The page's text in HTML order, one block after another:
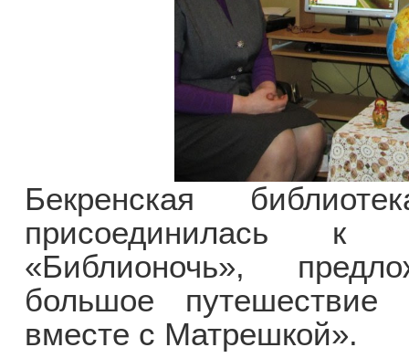
Бекренская
присоединилась к
«Библионочь»,
большое
вместе с Матрешкой».